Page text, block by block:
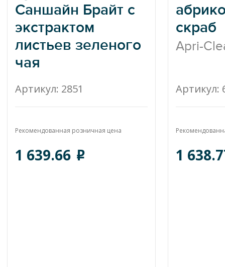
Саншайн Брайт с
экстрактом
листьев зеленого
чая
Sunshine Brite with
green tea leaf extract
Артикул: 2851
Рекомендованная розничная цена
1 639.66 o
скраб
Apri-
Артикул:
1